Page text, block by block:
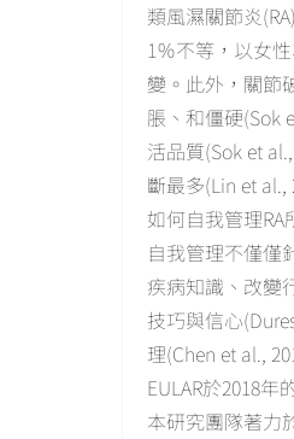
類風濕關節炎
1％不等，以女
變。此外，關節
脹、和僵硬(Sok
活品質(Sok et
斷最多(Lin et
如何自我管理RA
自我管理不僅僅
疾病知識、改變
技巧與信心
理(Chen et al.,
EULAR於2018
本研究團隊著力